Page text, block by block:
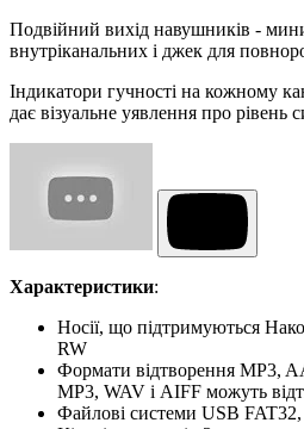
Подвійний вихід навушників -
внутріканальних і джек для
Індикатори гучності на кожному
дає візуальне уявлення про рівень
Характеристики:
Носії, що підтримуються
RW
Формати відтворення MP3,
MP3, WAV і AIFF можуть
Файлові системи USB